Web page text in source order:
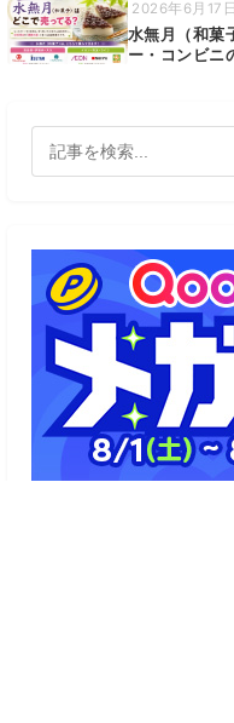
2026年6月17日
水無月（和菓
ー・コンビニ